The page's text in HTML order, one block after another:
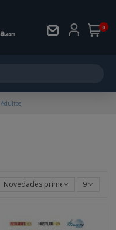
0
Adultos
Novedades primero 9